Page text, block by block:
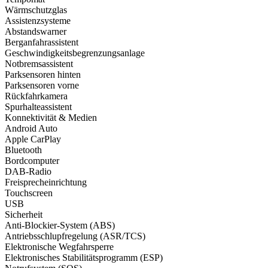
Wärmschutzglas
Assistenzsysteme
Abstandswarner
Berganfahrassistent
Geschwindigkeits­begrenzungsanlage
Notbremsassistent
Parksensoren hinten
Parksensoren vorne
Rückfahrkamera
Spurhalteassistent
Konnektivität & Medien
Android Auto
Apple CarPlay
Bluetooth
Bordcomputer
DAB-Radio
Freisprecheinrichtung
Touchscreen
USB
Sicherheit
Anti-Blockier-System (ABS)
Antriebsschlupfregelung (ASR/TCS)
Elektronische Wegfahrsperre
Elektronisches Stabilitätsprogramm (ESP)